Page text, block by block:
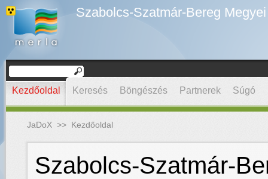
Szabolcs-Szatmár-Bereg
Kezdőoldal Keresés Böngészés Partnerek Súgó
JaDoX >> Kezdőoldal
Szabolcs-Szatmár-